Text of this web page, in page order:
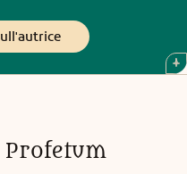
personale.